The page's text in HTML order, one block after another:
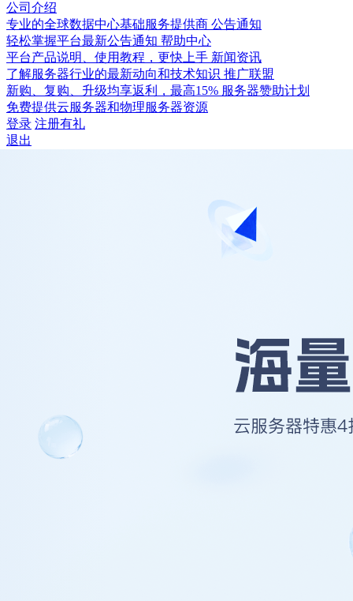
公司介绍
专业的全球数据中心基础服务提供商 公告通知
轻松掌握平台最新公告通知 帮助中心
平台产品说明、使用教程，更快上手 新闻资讯
了解服务器行业的最新动向和技术知识 推广联盟
新购、复购、升级均享返利，最高15% 服务器赞助计划
免费提供云服务器和物理服务器资源
登录 注册有礼
退出